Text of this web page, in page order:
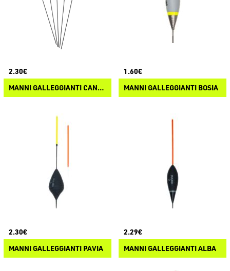
2.30€
MANNI GALLEGGIANTI CANAZEI
1.60€
MANNI GALLEGGIANTI BOSIA
2.30€
MANNI GALLEGGIANTI PAVIA
2.29€
MANNI GALLEGGIANTI ALBA